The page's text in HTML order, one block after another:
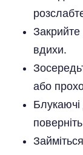
Закрийте
вдихи.
або